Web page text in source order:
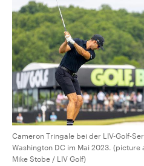
Cameron Tringale bei der LIV-Golf-
Washington DC im Mai 2023. (picture
Mike Stobe / LIV Golf)